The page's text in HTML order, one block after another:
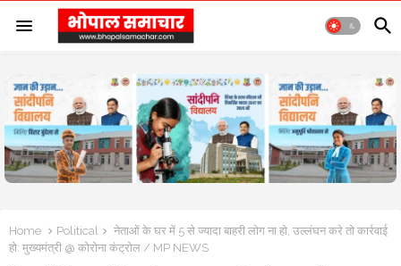
Home Political
नेताओं के घर में 5 से ज्यादा बाहरी लोग ना हो, उल्लंघन करे तो कार्रवाई
हो: मुख्यमंत्री @ कोरोना कंट्रोल / MP NEWS